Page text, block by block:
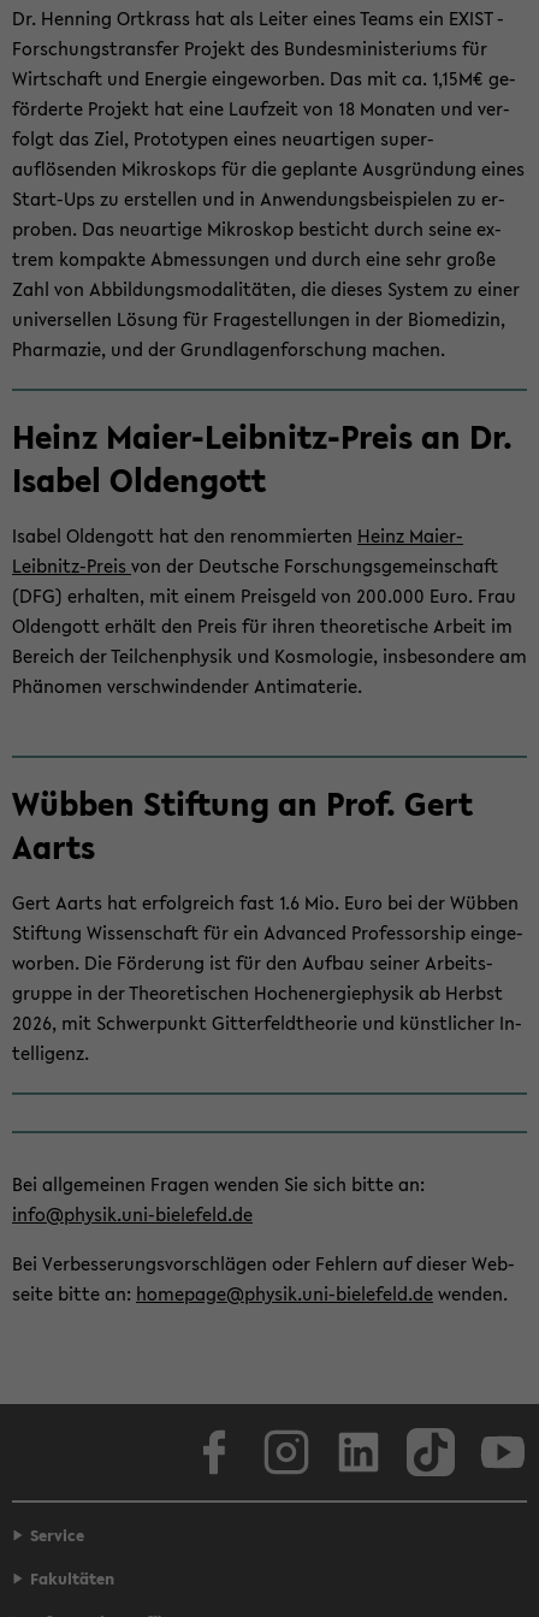
Sek­
ti­
on
wech­
seln
Dr. Hen­ning Ortkrass hat als Lei­ter eines Teams ein EXIST -
For­schungs­trans­fer Pro­jekt des Bun­des­mi­nis­te­ri­ums für
Wirt­schaft und En­er­gie ein­ge­wor­ben. Das mit ca. 1,15M€ ge­
för­der­te Pro­jekt hat eine Lauf­zeit von 18 Mo­na­ten und ver­
folgt das Ziel, Pro­to­ty­pen eines neu­ar­ti­gen super-​
auflösenden Mi­kro­skops für die ge­plan­te Aus­grün­dung eines
Start-​Ups zu er­stel­len und in An­wen­dungs­bei­spie­len zu er­
pro­ben. Das neu­ar­ti­ge Mi­kro­skop be­sticht durch seine ex­
trem kom­pak­te Ab­mes­sun­gen und durch eine sehr große
Zahl von Ab­bil­dungs­mo­da­li­tä­ten, die die­ses Sys­tem zu einer
uni­ver­sel­len Lö­sung für Fra­ge­stel­lun­gen in der Bio­me­di­zin,
Phar­ma­zie, und der Grund­la­gen­for­schung ma­chen.
Heinz Maier-​Leibnitz-Preis an Dr.
Isa­bel Old­en­gott
Isa­bel Old­en­gott hat den re­nom­mier­ten Heinz Maier-​
Leibnitz-Preis von der Deut­sche For­schungs­ge­mein­schaft
(DFG) er­hal­ten, mit einem Preis­geld von 200.000 Euro. Frau
Old­en­gott er­hält den Preis für ihren theo­re­ti­sche Ar­beit im
Be­reich der Teil­chen­phy­sik und Kos­mo­lo­gie, ins­be­son­de­re am
Phä­no­men ver­schwin­den­der An­ti­ma­te­rie.
Wüb­ben Stif­tung an Prof. Gert
Aarts
Gert Aarts hat er­folg­reich fast 1.6 Mio. Euro bei der Wüb­ben
Stif­tung Wis­sen­schaft für ein Ad­van­ced Pro­fes­sor­ship ein­ge­
wor­ben. Die För­de­rung ist für den Auf­bau sei­ner Ar­beits­
grup­pe in der Theo­re­ti­schen Hoch­en­er­gie­phy­sik ab Herbst
2026, mit Schwer­punkt Git­ter­feld­theo­rie und künst­li­cher In­
tel­li­genz.
Bei all­ge­mei­nen Fra­gen wen­den Sie sich bitte an:
info@phy­sik.uni-​bielefeld.de
Bei Ver­bes­se­rungs­vor­schlä­gen oder Feh­lern auf die­ser Web­
sei­te bitte an: home­page@phy­sik.uni-​bielefeld.dewen­den.
Face­book
Service
Fakultäten